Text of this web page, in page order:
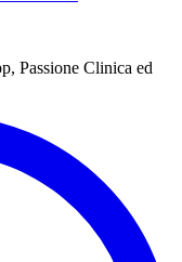
Passione Clinica ed